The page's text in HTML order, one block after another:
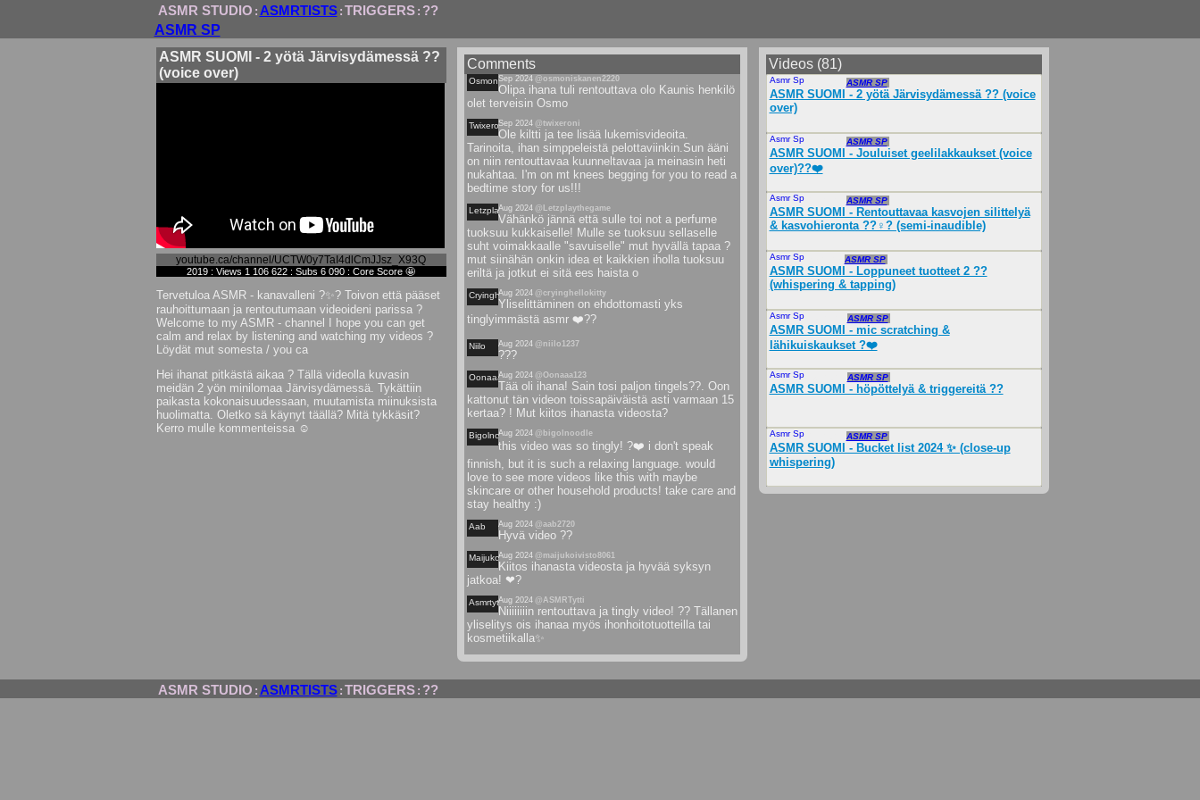
ASMR STUDIO : ASMRTISTS : TRIGGERS : ??
ASMR SP
ASMR SUOMI - 2 yötä Järvisydämessä ??
(voice over)
youtube.ca/channel/UCTW0y7TaI4dlCmJJsz_X93Q
2019 : Views 1 106 622 : Subs 6 090 : Core Score 🤩
Tervetuloa ASMR - kanavalleni ?✨? Toivon että pääset
rauhoittumaan ja rentoutumaan videoideni parissa ?
Welcome to my ASMR - channel I hope you can get
calm and relax by listening and watching my videos ?
Löydät mut somesta / you ca
Hei ihanat pitkästä aikaa ? Tällä videolla kuvasin
meidän 2 yön minilomaa Järvisydämessä. Tykättiin
paikasta kokonaisuudessaan, muutamista miinuksista
huolimatta. Oletko sä käynyt täällä? Mitä tykkäsit?
Kerro mulle kommenteissa ☺️
Comments
Osmoniskanen
Sep 2024 @osmoniskanen2220
Olipa ihana tuli rentouttava olo Kaunis henkilö
olet terveisin Osmo
TwixeroniSep 2024 @twixeroni
Ole kiltti ja tee lisää lukemisvideoita.
Tarinoita, ihan simppeleistä pelottaviinkin.Sun ääni
on niin rentouttavaa kuunneltavaa ja meinasin heti
nukahtaa. I'm on mt knees begging for you to read a
bedtime story for us!!!
Letzplaythegame
Aug 2024 @Letzplaythegame
Vähänkö jännä että sulle toi not a perfume
tuoksuu kukkaiselle! Mulle se tuoksuu sellaselle
suht voimakkaalle "savuiselle" mut hyvällä tapaa ?
mut siinähän onkin idea et kaikkien iholla tuoksuu
eriltä ja jotkut ei sitä ees haista o
Cryinghellokitty
Aug 2024 @cryinghellokitty
Yliselittäminen on ehdottomasti yks
tinglyimmästä asmr ❤️??
Niilo Aug 2024 @niilo1237
???
OonaaaAug 2024 @Oonaaa123
Tää oli ihana! Sain tosi paljon tingels??. Oon
kattonut tän videon toissapäiväistä asti varmaan 15
kertaa? ! Mut kiitos ihanasta videosta?
Bigolnoodle
Aug 2024 @bigolnoodle
this video was so tingly! ?❤️ i don't speak
finnish, but it is such a relaxing language. would
love to see more videos like this with maybe
skincare or other household products! take care and
stay healthy :)
Aab Aug 2024 @aab2720
Hyvä video ??
Maijukoivisto
Aug 2024 @maijukoivisto8061
Kiitos ihanasta videosta ja hyvää syksyn
jatkoa! ❤?
AsmrtyttiAug 2024 @ASMRTytti
Niiiiiiiin rentouttava ja tingly video! ?? Tällanen
yliselitys ois ihanaa myös ihonhoitotuotteilla tai
kosmetiikalla✨
Videos (81)
Asmr SpNov 2023 ASMR SP
ASMR SUOMI - 2 yötä Järvisydämessä ?? (voice
over)
Asmr SpDec 2023 ASMR SP
ASMR SUOMI - Jouluiset geelilakkaukset (voice
over)??❤️
Asmr SpFeb 2024 ASMR SP
ASMR SUOMI - Rentouttavaa kasvojen silittelyä
& kasvohieronta ??‍♀️? (semi-inaudible)
Asmr SpOct 2023 ASMR SP
ASMR SUOMI - Loppuneet tuotteet 2 ??️
(whispering & tapping)
Asmr SpSep 2023 ASMR SP
ASMR SUOMI - mic scratching &
lähikuiskaukset ?️❤️
Asmr SpAug 2024 ASMR SP
ASMR SUOMI - höpöttelyä & triggereitä ??
Asmr SpFeb 2024 ASMR SP
ASMR SUOMI - Bucket list 2024 ✨ (close-up
whispering)
ASMR STUDIO : ASMRTISTS : TRIGGERS : ??